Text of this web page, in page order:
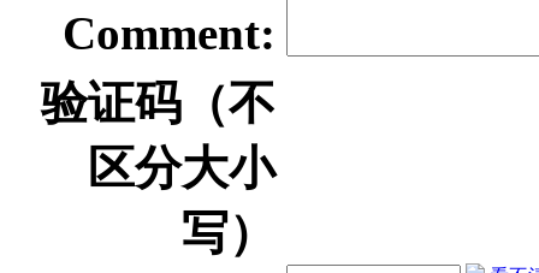
Comment:
验证码（不
区分大小
写）